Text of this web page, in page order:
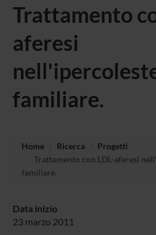
Trattamento
aferesi
familiare.
Home Ricerca
Progetti
Trattamento con LDL-aferesi
familiare.
Data inizio
23 marzo 2011